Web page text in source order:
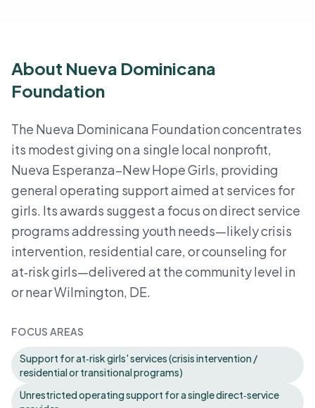
About Nueva Dominicana
Foundation
The Nueva Dominicana Foundation concentrates
its modest giving on a single local nonprofit,
Nueva Esperanza–New Hope Girls, providing
general operating support aimed at services for
girls. Its awards suggest a focus on direct service
programs addressing youth needs—likely crisis
intervention, residential care, or counseling for
at‑risk girls—delivered at the community level in
or near Wilmington, DE.
FOCUS AREAS
Support for at‑risk girls' services (crisis intervention /
residential or transitional programs)
Unrestricted operating support for a single direct‑service